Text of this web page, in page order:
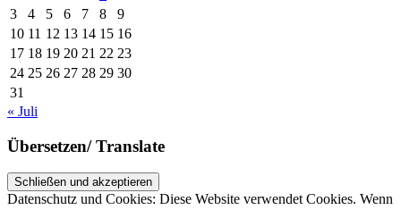
3
4 5 6 7 8
9
10 11 12 13 14 15 16
17 18 19 20 21 22 23
24 25 26 27 28 29 30
31
« Juli
Übersetzen/ Translate
Datenschutz und Cookies: Diese Website verwendet Cookies. Wenn